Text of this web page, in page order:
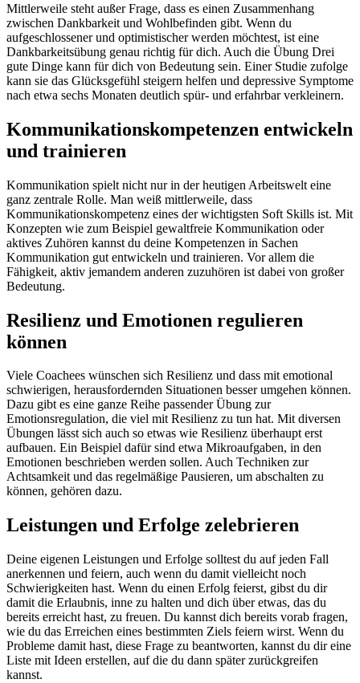
Mittlerweile steht außer Frage, dass es einen Zusammenhang
zwischen Dankbarkeit und Wohlbefinden gibt. Wenn du
aufgeschlossener und optimistischer werden möchtest, ist eine
Dankbarkeitsübung genau richtig für dich. Auch die Übung Drei
gute Dinge kann für dich von Bedeutung sein. Einer Studie zufolge
kann sie das Glücksgefühl steigern helfen und depressive Symptome
nach etwa sechs Monaten deutlich spür- und erfahrbar verkleinern.
Kommunikationskompetenzen entwickeln
und trainieren
Kommunikation spielt nicht nur in der heutigen Arbeitswelt eine
ganz zentrale Rolle. Man weiß mittlerweile, dass
Kommunikationskompetenz eines der wichtigsten Soft Skills ist. Mit
Konzepten wie zum Beispiel gewaltfreie Kommunikation oder
aktives Zuhören kannst du deine Kompetenzen in Sachen
Kommunikation gut entwickeln und trainieren. Vor allem die
Fähigkeit, aktiv jemandem anderen zuzuhören ist dabei von großer
Bedeutung.
Resilienz und Emotionen regulieren
können
Viele Coachees wünschen sich Resilienz und dass mit emotional
schwierigen, herausfordernden Situationen besser umgehen können.
Dazu gibt es eine ganze Reihe passender Übung zur
Emotionsregulation, die viel mit Resilienz zu tun hat. Mit diversen
Übungen lässt sich auch so etwas wie Resilienz überhaupt erst
aufbauen. Ein Beispiel dafür sind etwa Mikroaufgaben, in den
Emotionen beschrieben werden sollen. Auch Techniken zur
Achtsamkeit und das regelmäßige Pausieren, um abschalten zu
können, gehören dazu.
Leistungen und Erfolge zelebrieren
Deine eigenen Leistungen und Erfolge solltest du auf jeden Fall
anerkennen und feiern, auch wenn du damit vielleicht noch
Schwierigkeiten hast. Wenn du einen Erfolg feierst, gibst du dir
damit die Erlaubnis, inne zu halten und dich über etwas, das du
bereits erreicht hast, zu freuen. Du kannst dich bereits vorab fragen,
wie du das Erreichen eines bestimmten Ziels feiern wirst. Wenn du
Probleme damit hast, diese Frage zu beantworten, kannst du dir eine
Liste mit Ideen erstellen, auf die du dann später zurückgreifen
kannst.